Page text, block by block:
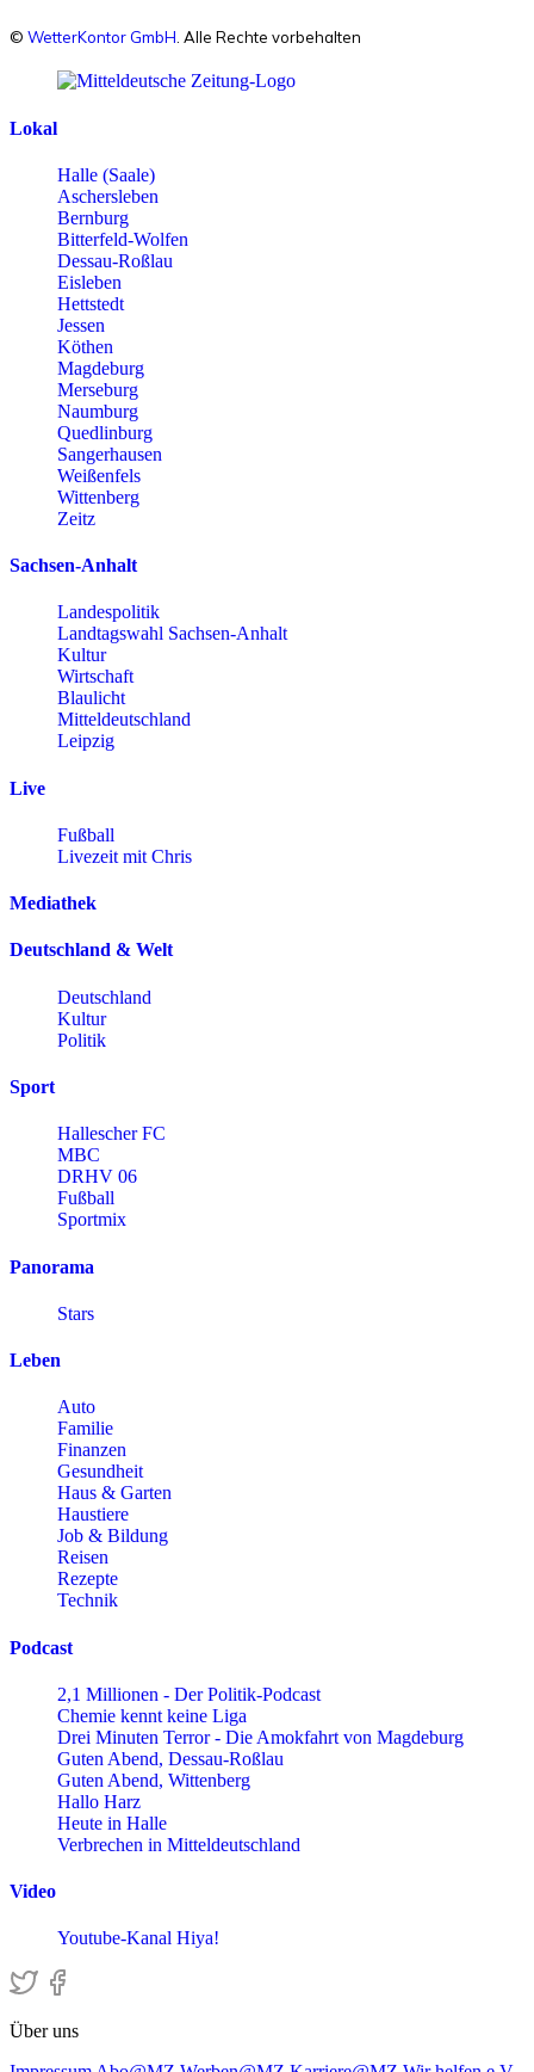
© WetterKontor GmbH. Alle Rechte vorbehalten
Lokal
Halle (Saale)
Aschersleben
Bernburg
Bitterfeld-Wolfen
Dessau-Roßlau
Eisleben
Hettstedt
Jessen
Köthen
Magdeburg
Merseburg
Naumburg
Quedlinburg
Sangerhausen
Weißenfels
Wittenberg
Zeitz
Sachsen-Anhalt
Landespolitik
Landtagswahl Sachsen-Anhalt
Kultur
Wirtschaft
Blaulicht
Mitteldeutschland
Leipzig
Live
Fußball
Livezeit mit Chris
Mediathek
Deutschland & Welt
Deutschland
Kultur
Politik
Sport
Hallescher FC
MBC
DRHV 06
Fußball
Sportmix
Panorama
Stars
Leben
Auto
Familie
Finanzen
Gesundheit
Haus & Garten
Haustiere
Job & Bildung
Reisen
Rezepte
Technik
Podcast
2,1 Millionen - Der Politik-Podcast
Chemie kennt keine Liga
Drei Minuten Terror - Die Amokfahrt von Magdeburg
Guten Abend, Dessau-Roßlau
Guten Abend, Wittenberg
Hallo Harz
Heute in Halle
Verbrechen in Mitteldeutschland
Video
Youtube-Kanal Hiya!
Über uns